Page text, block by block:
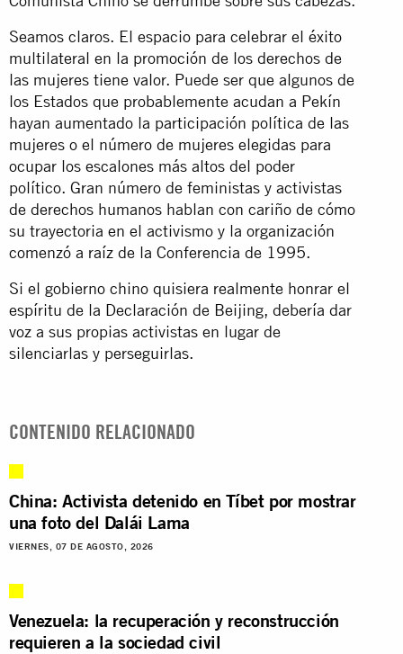
Seamos claros. El espacio para celebrar el éxito
multilateral en la promoción de los derechos de
las mujeres tiene valor. Puede ser que algunos de
los Estados que probablemente acudan a Pekín
hayan aumentado la participación política de las
mujeres o el número de mujeres elegidas para
ocupar los escalones más altos del poder
político. Gran número de feministas y activistas
de derechos humanos hablan con cariño de cómo
su trayectoria en el activismo y la organización
comenzó a raíz de la Conferencia de 1995.
Si el gobierno chino quisiera realmente honrar el
espíritu de la Declaración de Beijing, debería dar
voz a sus propias activistas en lugar de
silenciarlas y perseguirlas.
CONTENIDO RELACIONADO
China: Activista detenido en Tíbet por mostrar
una foto del Dalái Lama
VIERNES, 07 DE AGOSTO, 2026
Venezuela: la recuperación y reconstrucción
requieren a la sociedad civil